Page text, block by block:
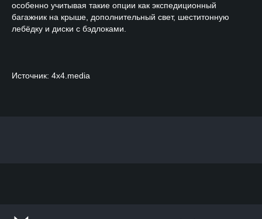
особенно учитывая такие опции как экспедиционный
багажник на крыше, дополнительный свет, шеститонную
лебёдку и диски с бэдлоками.
Источник: 4x4.media